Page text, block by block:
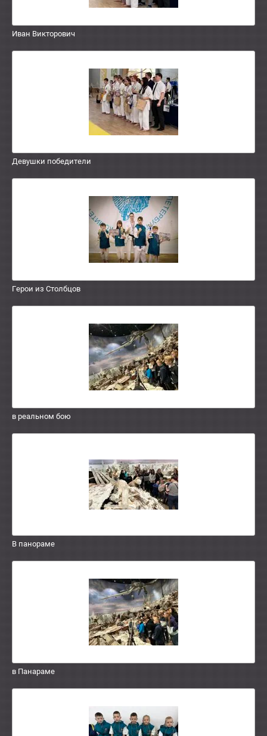
Иван Викторович
Девушки победители
Герои из Столбцов
в реальном бою
В панораме
в Панараме